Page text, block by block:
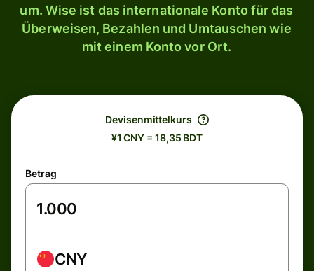
um. Wise ist das internationale Konto für das
Überweisen, Bezahlen und Umtauschen wie
mit einem Konto vor Ort.
Devisenmittelkurs
¥1 CNY = 18,35 BDT
Betrag
CNY